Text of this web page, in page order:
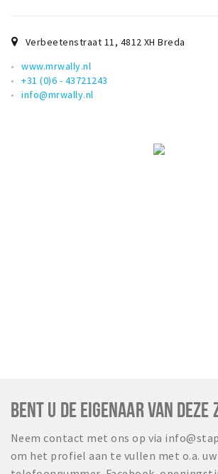
Verbeetenstraat 11, 4812 XH Breda
www.mrwally.nl
+31 (0)6 - 43721243
info@mrwally.nl
BENT U DE EIGENAAR VAN DEZE
Neem contact met ons op via
om het profiel aan te vullen met o.a.